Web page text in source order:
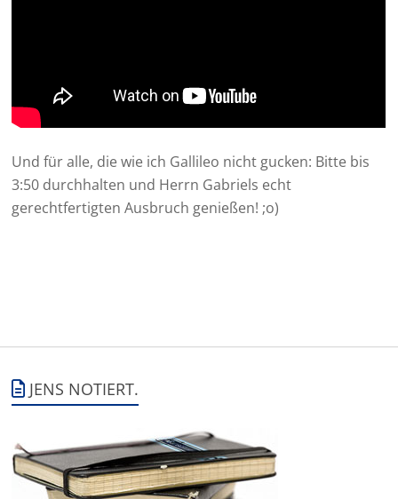
Und für alle, die wie ich Gallileo nicht gucken: Bitte bis
3:50 durchhalten und Herrn Gabriels echt
gerechtfertigten Ausbruch genießen! ;o)
JENS NOTIERT.